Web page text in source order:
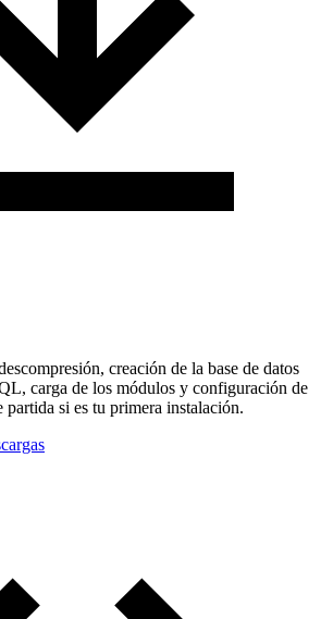
creación de la base de datos
carga de los módulos y configuración de
partida si es tu primera instalación.